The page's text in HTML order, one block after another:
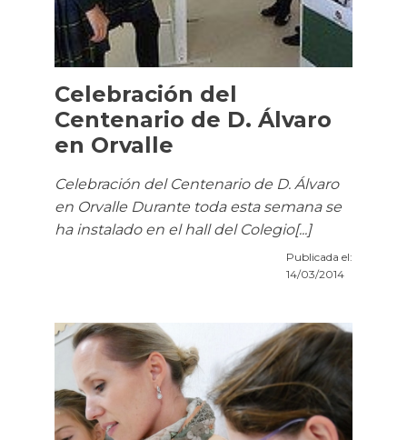
Celebración del
Centenario de D. Álvaro
en Orvalle
Celebración del Centenario de D. Álvaro
en Orvalle Durante toda esta semana se
ha instalado en el hall del Colegio[...]
Publicada el:
14/03/2014